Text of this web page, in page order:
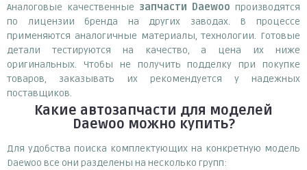
Аналоговые качественные запчасти Daewoo производятся
по лицензии бренда на других заводах. В процессе
применяются аналогичные материалы, технологии. Готовые
детали тестируются на качество, а цена их ниже
оригинальных. Чтобы не получить подделку при покупке
товаров, заказывать их рекомендуется у надежных
поставщиков.
Какие автозапчасти для моделей
Daewoo можно купить?
Для удобства поиска комплектующих на конкретную модель
Daewoo все они разделены на несколько групп: